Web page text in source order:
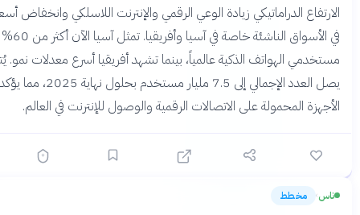
زيادة الوعي الرقمي والإنترنت اللاسلكي وانخفاض أسعار الأجهزة
في الأسواق الناشئة خاصة في آسيا وأفريقيا. تمثل آسيا الآن أكثر من 60% من
الذكية عالمياً، بينما تشهد أفريقيا أسرع معدلات نمو. يُتوقع أن
يصل العدد الإجمالي إلى 7.5 مليار مستخدم بحلول نهاية 2025، مما يؤكد هيمنة
على الاتصالات الرقمية والوصول للإنترنت في العالم.